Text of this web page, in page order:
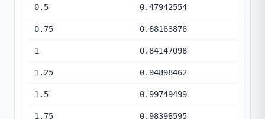
0.5 0.47942554
0.75 0.68163876
1 0.84147098
1.25 0.94898462
1.5 0.99749499
1.75 0.98398595